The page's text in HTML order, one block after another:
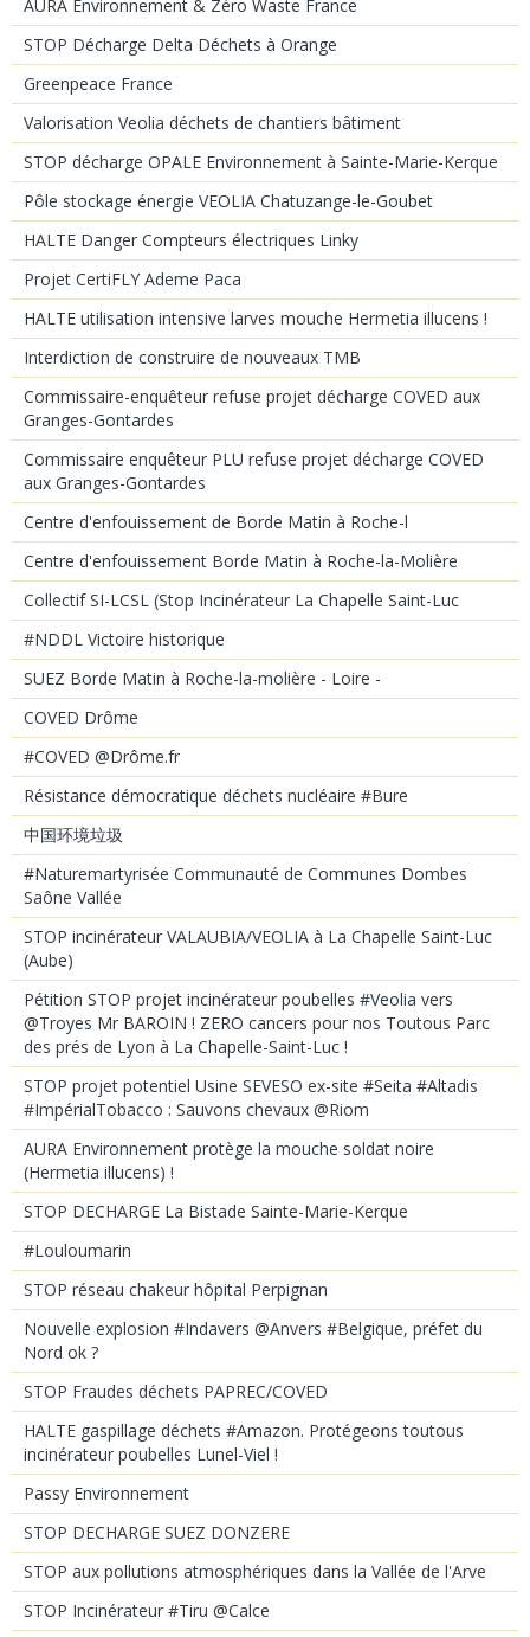
AURA Environnement & Zéro Waste France
STOP Décharge Delta Déchets à Orange
Greenpeace France
Valorisation Veolia déchets de chantiers bâtiment
STOP décharge OPALE Environnement à Sainte-Marie-Kerque
Pôle stockage énergie VEOLIA Chatuzange-le-Goubet
HALTE Danger Compteurs électriques Linky
Projet CertiFLY Ademe Paca
HALTE utilisation intensive larves mouche Hermetia illucens !
Interdiction de construire de nouveaux TMB
Commissaire-enquêteur refuse projet décharge COVED aux
Granges-Gontardes
Commissaire enquêteur PLU refuse projet décharge COVED
aux Granges-Gontardes
Centre d'enfouissement de Borde Matin à Roche-l
Centre d'enfouissement Borde Matin à Roche-la-Molière
Collectif SI-LCSL (Stop Incinérateur La Chapelle Saint-Luc
#NDDL Victoire historique
SUEZ Borde Matin à Roche-la-molière - Loire -
COVED Drôme
#COVED @Drôme.fr
Résistance démocratique déchets nucléaire #Bure
中国环境垃圾
#Naturemartyrisée Communauté de Communes Dombes
Saône Vallée
STOP incinérateur VALAUBIA/VEOLIA à La Chapelle Saint-Luc
(Aube)
Pétition STOP projet incinérateur poubelles #Veolia vers
@Troyes Mr BAROIN ! ZERO cancers pour nos Toutous Parc
des prés de Lyon à La Chapelle-Saint-Luc !
STOP projet potentiel Usine SEVESO ex-site #Seita #Altadis
#ImpérialTobacco : Sauvons chevaux @Riom
AURA Environnement protège la mouche soldat noire
(Hermetia illucens) !
STOP DECHARGE La Bistade Sainte-Marie-Kerque
#Louloumarin
STOP réseau chakeur hôpital Perpignan
Nouvelle explosion #Indavers @Anvers #Belgique, préfet du
Nord ok ?
STOP Fraudes déchets PAPREC/COVED
HALTE gaspillage déchets #Amazon. Protégeons toutous
incinérateur poubelles Lunel-Viel !
Passy Environnement
STOP DECHARGE SUEZ DONZERE
STOP aux pollutions atmosphériques dans la Vallée de l'Arve
STOP Incinérateur #Tiru @Calce